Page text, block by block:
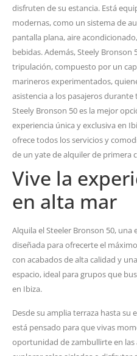
disfruten de su estancia. Está
modernas, como un sistema de
pantalla plana, aire
bebidas. Además, Steely Bronson
tripulación, compuesto por un
marineros experimentados,
asistencia a los pasajeros
Steely Bronson 50 es la mejor
experiencia única y exclusiva en
ofrece todos los servicios y
de un yate de alquiler de primera
Vive la
en alta mar
Alquila el Steeler Bronson 50, una
diseñada para ofrecerte el
con acabados de alta calidad y
espacio, ideal para grupos que
en Ibiza.
Desde su amplia terraza hasta su
está pensado para que vivas
oportunidad de zambullirte en las